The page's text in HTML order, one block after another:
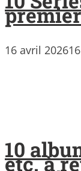
16 avril 2026
10
etc. à